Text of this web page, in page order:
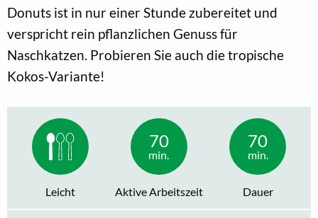
Donuts ist in nur einer Stunde zubereitet und
verspricht rein pflanzlichen Genuss für
Naschkatzen. Probieren Sie auch die tropische
Kokos-Variante!
Leicht
70
min.
Aktive Arbeitszeit
70
min.
Dauer